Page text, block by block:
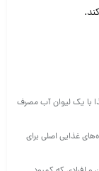
با یک لیوان آب مصرف
غذایی اصلی برای